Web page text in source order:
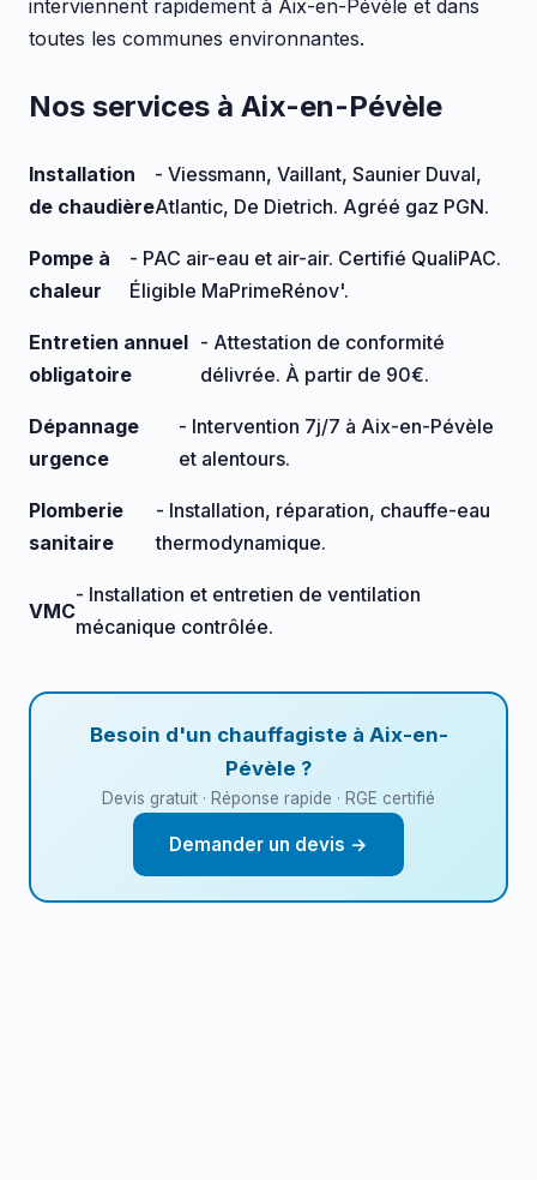
interviennent rapidement à Aix-en-Pévèle et dans
toutes les communes environnantes.
Nos services à Aix-en-Pévèle
Installation
de chaudière
- Viessmann, Vaillant, Saunier Duval,
Atlantic, De Dietrich. Agréé gaz PGN.
Pompe à
chaleur
- PAC air-eau et air-air. Certifié QualiPAC.
Éligible MaPrimeRénov'.
Entretien annuel
obligatoire
- Attestation de conformité
délivrée. À partir de 90€.
Dépannage
urgence
- Intervention 7j/7 à Aix-en-Pévèle
et alentours.
Plomberie
sanitaire
- Installation, réparation, chauffe-eau
thermodynamique.
VMC
- Installation et entretien de ventilation
mécanique contrôlée.
Besoin d'un chauffagiste à Aix-en-
Pévèle ?
Devis gratuit · Réponse rapide · RGE certifié
Demander un devis →